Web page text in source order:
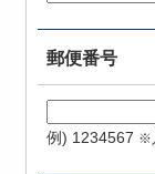
郵便番号
例) 1234567 ※